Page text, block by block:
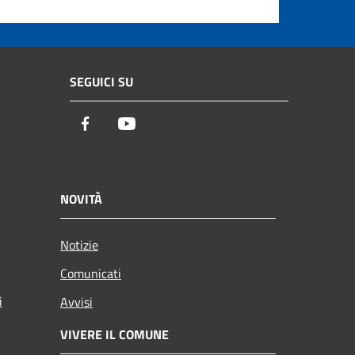
SEGUICI SU
Facebook
NOVITÀ
Notizie
Comunicati
Avvisi
VIVERE IL COMUNE